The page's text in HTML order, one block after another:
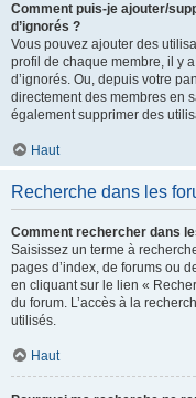
Comment puis-je ajouter/
d’ignorés ?
Vous pouvez ajouter des
profil de chaque membre, il y
d’ignorés. Ou, depuis votre
directement des membres en
également supprimer des
Haut
Recherche dans les
Comment rechercher dans
Saisissez un terme à
pages d’index, de forums ou
en cliquant sur le lien «
du forum. L’accès à la
utilisés.
Haut